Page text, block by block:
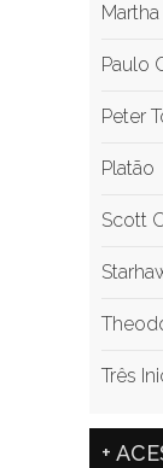
Paulo
Peter
Platão
Scott
Três
+